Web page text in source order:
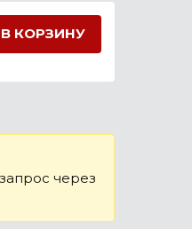
В КОРЗИНУ
через